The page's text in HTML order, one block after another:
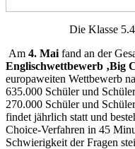
Die Klasse
Am 4. Mai fand an der
Englischwettbewerb ‚Big
europaweiten Wettbewerb
635.000 Schüler und
270.000 Schüler und
findet jährlich statt und
Choice-Verfahren in 45
Schwierigkeit der Fragen